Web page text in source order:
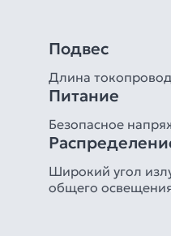
Подвес
Длина
Питание
Безопасное
Широкий угол
общего